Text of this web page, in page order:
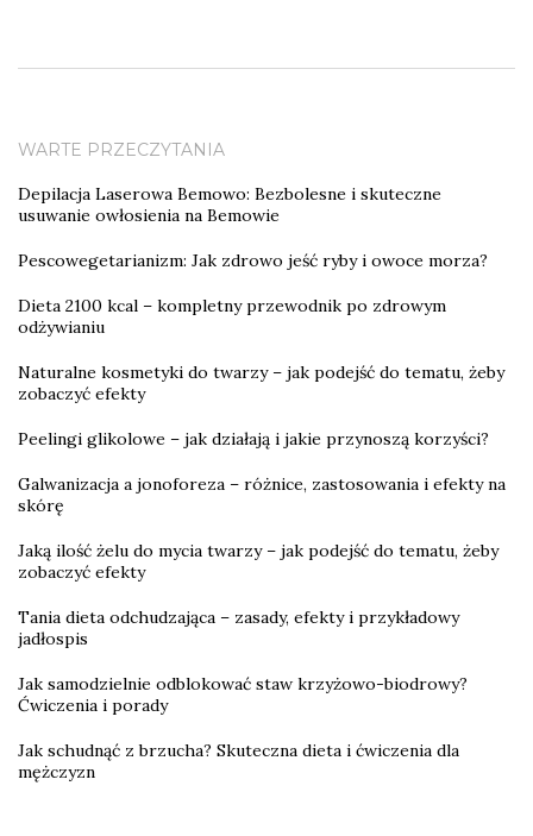
WARTE PRZECZYTANIA
Depilacja Laserowa Bemowo: Bezbolesne i skuteczne
usuwanie owłosienia na Bemowie
Pescowegetarianizm: Jak zdrowo jeść ryby i owoce morza?
Dieta 2100 kcal – kompletny przewodnik po zdrowym
odżywianiu
Naturalne kosmetyki do twarzy – jak podejść do tematu, żeby
zobaczyć efekty
Peelingi glikolowe – jak działają i jakie przynoszą korzyści?
Galwanizacja a jonoforeza – różnice, zastosowania i efekty na
skórę
Jaką ilość żelu do mycia twarzy – jak podejść do tematu, żeby
zobaczyć efekty
Tania dieta odchudzająca – zasady, efekty i przykładowy
jadłospis
Jak samodzielnie odblokować staw krzyżowo-biodrowy?
Ćwiczenia i porady
Jak schudnąć z brzucha? Skuteczna dieta i ćwiczenia dla
mężczyzn